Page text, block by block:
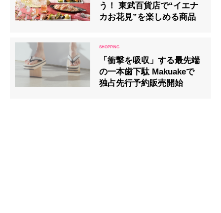
う！ 東武百貨店で“イエナ
カお花見”を楽しめる商品
「衝撃を吸収」する最先端
の一本歯下駄 Makuakeで
独占先行予約販売開始